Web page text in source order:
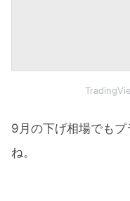
9月の下げ相場でも
ね。